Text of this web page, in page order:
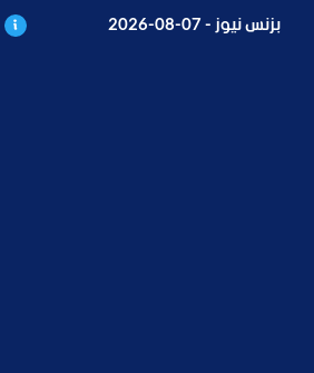
بزنس نيوز - 07-08-2026